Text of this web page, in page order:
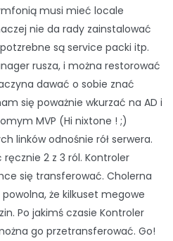
musi mieć locale
nie da rady zainstalować
są service packi itp.
rusza, i można restorować
dawać o sobie znać
się poważnie wkurzać na AD i
MVP (Hi nixtone ! ;)
linków odnośnie rół serwera.
2 z 3 ról. Kontroler
się transferować. Cholerna
że kilkuset megowe
Po jakimś czasie Kontroler
go przetransferować. Go!